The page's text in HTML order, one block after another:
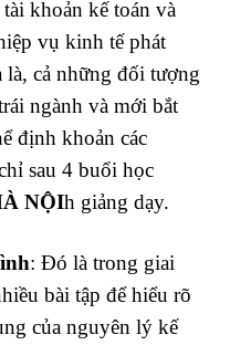
khoản kế toán và
vụ kinh tế phát
là, cả những đối tượng
ngành và mới bắt
định khoản các
sau 4 buổi học
NỘIh giảng dạy.
: Đó là trong giai
bài tập để hiểu rõ
của nguyên lý kế